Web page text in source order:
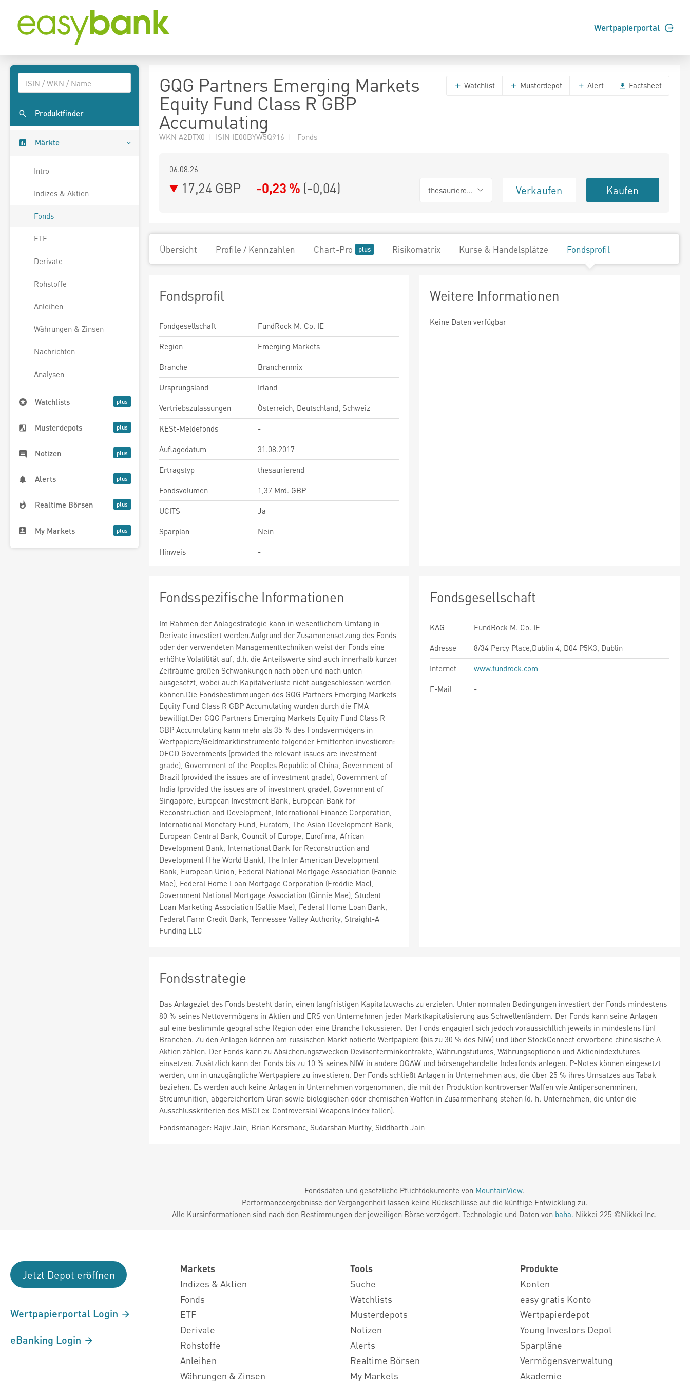
Wertpapierportal
Produktfinder
Märkte
Intro
Indizes & Aktien
Fonds
ETF
Derivate
Rohstoffe
Anleihen
Währungen & Zinsen
Nachrichten
Analysen
Watchlists
Musterdepots
Notizen
Alerts
Realtime Börsen
My Markets
GQG Partners Emerging Markets
Equity Fund Class R GBP
Accumulating
WKN A2DTX0 | ISIN IE00BYW5Q916 | Fonds
Watchlist Musterdepot Alert Factsheet
06.08.26
17,24 GBP -0,23 % (-0,04) thesaurierend Verkaufen Kaufen
Übersicht Profile / Kennzahlen Chart-Pro Risikomatrix Kurse & Handelsplätze Fondsprofil
Fondsprofil
Fondgesellschaft
FundRock M. Co. IE
Region
Emerging Markets
Branche
Branchenmix
Ursprungsland
Irland
Vertriebszulassungen
Österreich, Deutschland, Schweiz
KESt-Meldefonds
-
Auflagedatum
31.08.2017
Ertragstyp
thesaurierend
Fondsvolumen
1,37 Mrd. GBP
UCITS
Ja
Sparplan
Nein
Hinweis
-
Weitere Informationen
Keine Daten verfügbar
Fondsspezifische Informationen
Im Rahmen der Anlagestrategie kann in wesentlichem Umfang in
Derivate investiert werden.Aufgrund der Zusammensetzung des Fonds
oder der verwendeten Managementtechniken weist der Fonds eine
erhöhte Volatilität auf, d.h. die Anteilswerte sind auch innerhalb kurzer
Zeiträume großen Schwankungen nach oben und nach unten
ausgesetzt, wobei auch Kapitalverluste nicht ausgeschlossen werden
können.Die Fondsbestimmungen des GQG Partners Emerging Markets
Equity Fund Class R GBP Accumulating wurden durch die FMA
bewilligt.Der GQG Partners Emerging Markets Equity Fund Class R
GBP Accumulating kann mehr als 35 % des Fondsvermögens in
Wertpapiere/Geldmarktinstrumente folgender Emittenten investieren:
OECD Governments (provided the relevant issues are investment
grade), Government of the Peoples Republic of China, Government of
Brazil (provided the issues are of investment grade), Government of
India (provided the issues are of investment grade), Government of
Singapore, European Investment Bank, European Bank for
Reconstruction and Development, International Finance Corporation,
International Monetary Fund, Euratom, The Asian Development Bank,
European Central Bank, Council of Europe, Eurofima, African
Development Bank, International Bank for Reconstruction and
Development (The World Bank), The Inter American Development
Bank, European Union, Federal National Mortgage Association (Fannie
Mae), Federal Home Loan Mortgage Corporation (Freddie Mac),
Government National Mortgage Association (Ginnie Mae), Student
Loan Marketing Association (Sallie Mae), Federal Home Loan Bank,
Federal Farm Credit Bank, Tennessee Valley Authority, Straight-A
Funding LLC
Fondsgesellschaft
KAG
FundRock M. Co. IE
Adresse
8/34 Percy Place,Dublin 4, D04 P5K3, Dublin
Internet
www.fundrock.com
E-Mail
-
Fondsstrategie
Das Anlageziel des Fonds besteht darin, einen langfristigen Kapitalzuwachs zu erzielen. Unter normalen Bedingungen investiert der Fonds mindestens
80 % seines Nettovermögens in Aktien und ERS von Unternehmen jeder Marktkapitalisierung aus Schwellenländern. Der Fonds kann seine Anlagen
auf eine bestimmte geografische Region oder eine Branche fokussieren. Der Fonds engagiert sich jedoch voraussichtlich jeweils in mindestens fünf
Branchen. Zu den Anlagen können am russischen Markt notierte Wertpapiere (bis zu 30 % des NIW) und über StockConnect erworbene chinesische A-
Aktien zählen. Der Fonds kann zu Absicherungszwecken Devisenterminkontrakte, Währungsfutures, Währungsoptionen und Aktienindexfutures
einsetzen. Zusätzlich kann der Fonds bis zu 10 % seines NIW in andere OGAW und börsengehandelte Indexfonds anlegen. P-Notes können eingesetzt
werden, um in unzugängliche Wertpapiere zu investieren. Der Fonds schließt Anlagen in Unternehmen aus, die über 25 % ihres Umsatzes aus Tabak
beziehen. Es werden auch keine Anlagen in Unternehmen vorgenommen, die mit der Produktion kontroverser Waffen wie Antipersonenminen,
Streumunition, abgereichertem Uran sowie biologischen oder chemischen Waffen in Zusammenhang stehen (d. h. Unternehmen, die unter die
Ausschlusskriterien des MSCI ex-Controversial Weapons Index fallen).
Fondsmanager: Rajiv Jain, Brian Kersmanc, Sudarshan Murthy, Siddharth Jain
Fondsdaten und gesetzliche Pflichtdokumente von MountainView.
Performanceergebnisse der Vergangenheit lassen keine Rückschlüsse auf die künftige Entwicklung zu.
Alle Kursinformationen sind nach den Bestimmungen der jeweiligen Börse verzögert. Technologie und Daten von baha. Nikkei 225 ©Nikkei Inc.
Jetzt Depot eröffnen
Wertpapierportal Login
eBanking Login
Markets
Indizes & Aktien
Fonds
ETF
Derivate
Rohstoffe
Anleihen
Währungen & Zinsen
Tools
Suche
Watchlists
Musterdepots
Notizen
Alerts
Realtime Börsen
My Markets
Produkte
Konten
easy gratis Konto
Wertpapierdepot
Young Investors Depot
Sparpläne
Vermögensverwaltung
Akademie